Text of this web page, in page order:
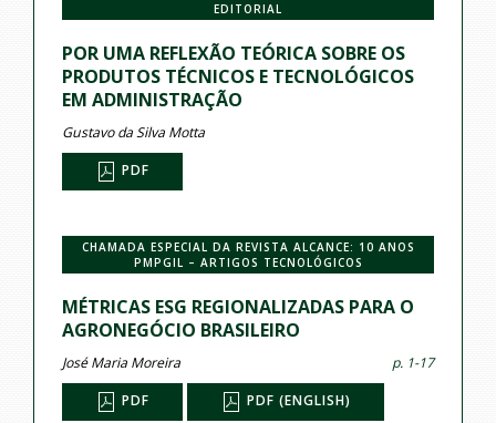
EDITORIAL
POR UMA REFLEXÃO TEÓRICA SOBRE OS
PRODUTOS TÉCNICOS E TECNOLÓGICOS
EM ADMINISTRAÇÃO
Gustavo da Silva Motta
PDF
CHAMADA ESPECIAL DA REVISTA ALCANCE: 10 ANOS
PMPGIL – ARTIGOS TECNOLÓGICOS
MÉTRICAS ESG REGIONALIZADAS PARA O
AGRONEGÓCIO BRASILEIRO
José Maria Moreira p. 1-17
PDF PDF (ENGLISH)